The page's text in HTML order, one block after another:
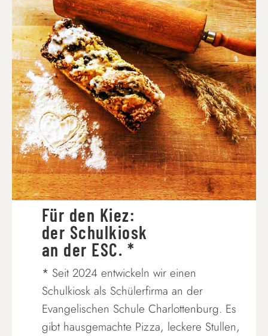
Für den Kiez:
der Schulkiosk
an der ESC. *
* Seit 2024 entwickeln wir einen
Schulkiosk als Schülerfirma an der
Evangelischen Schule Charlottenburg. Es
gibt hausgemachte Pizza, leckere Stullen,